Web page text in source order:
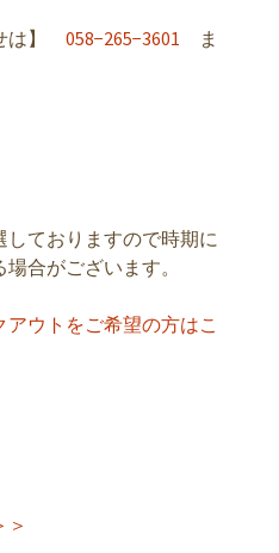
は】 058−265−3601 ま
ておりますので時期に
合がございます。
アウトをご希望の方はこ
＞